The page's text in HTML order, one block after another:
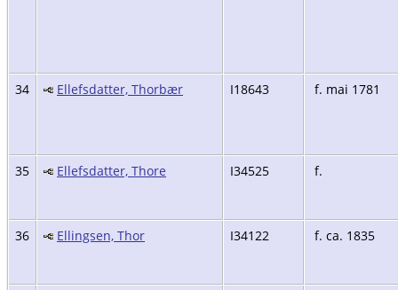
34 Ellefsdatter, Thorbær I18643 f. mai 1781
35 Ellefsdatter, Thore I34525 f.
36 Ellingsen, Thor I34122 f. ca. 1835